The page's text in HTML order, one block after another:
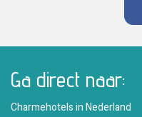
Ga direct naar:
Charmehotels in Nederland